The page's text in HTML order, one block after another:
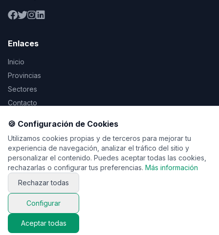
Enlaces
Inicio
Provincias
Sectores
Contacto
Legal
Aviso Legal
Privacidad
Cookies
© 2026 Vente de viaje. Todos los derechos reservados.
🍪 Configuración de Cookies
Utilizamos cookies propias y de terceros para mejorar tu
experiencia de navegación, analizar el tráfico del sitio y
personalizar el contenido. Puedes aceptar todas las cookies,
rechazarlas o configurar tus preferencias. Más información
Rechazar todas
Configurar
Aceptar todas